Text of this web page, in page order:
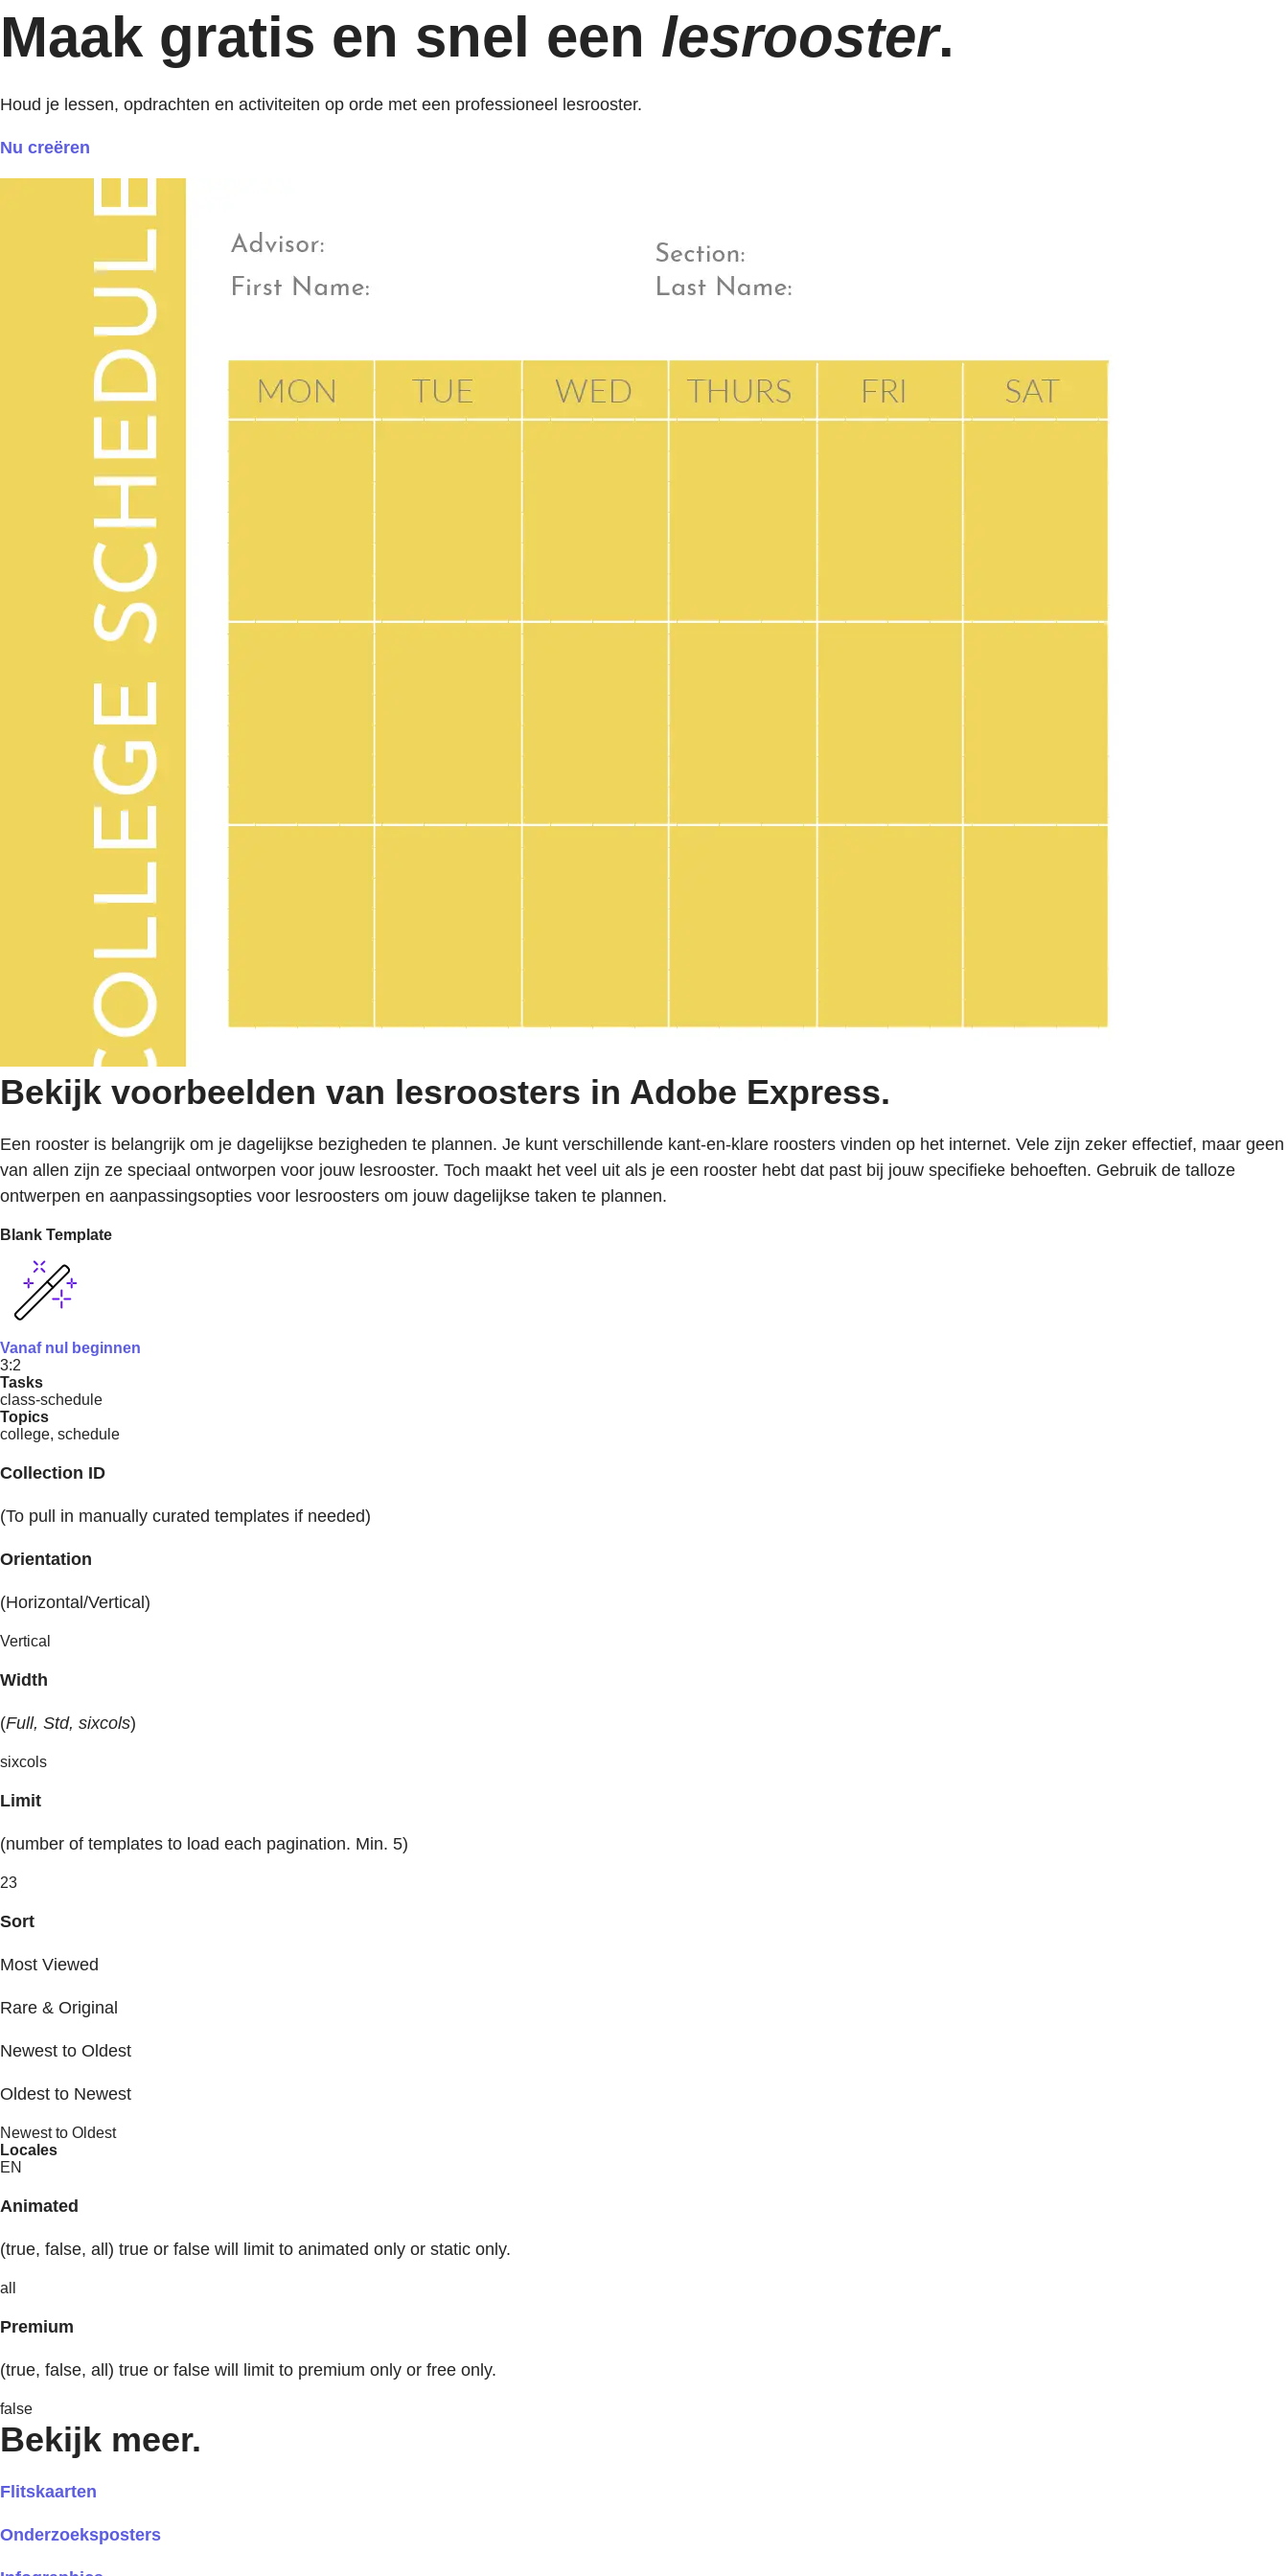
Maak gratis en snel een lesrooster.
Houd je lessen, opdrachten en activiteiten op orde met een professioneel lesrooster.
Nu creëren
Bekijk voorbeelden van lesroosters in Adobe Express.
Een rooster is belangrijk om je dagelijkse bezigheden te plannen. Je kunt verschillende kant-en-klare roosters vinden op het internet. Vele zijn zeker effectief, maar geen
van allen zijn ze speciaal ontworpen voor jouw lesrooster. Toch maakt het veel uit als je een rooster hebt dat past bij jouw specifieke behoeften. Gebruik de talloze
ontwerpen en aanpassingsopties voor lesroosters om jouw dagelijkse taken te plannen.
Blank Template
Vanaf nul beginnen
3:2
Tasks
class-schedule
Topics
college, schedule
Collection ID
(To pull in manually curated templates if needed)
Orientation
(Horizontal/Vertical)
Vertical
Width
(Full, Std, sixcols)
sixcols
Limit
(number of templates to load each pagination. Min. 5)
23
Sort
Most Viewed
Rare & Original
Newest to Oldest
Oldest to Newest
Newest to Oldest
Locales
EN
Animated
(true, false, all) true or false will limit to animated only or static only.
all
Premium
(true, false, all) true or false will limit to premium only or free only.
false
Bekijk meer.
Flitskaarten
Onderzoeksposters